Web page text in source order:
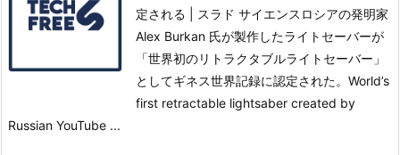
定される | スラド サイエンスロシアの発明家
Alex Burkan 氏が製作したライトセーバーが
「世界初のリトラクタブルライトセーバー」
としてギネス世界記録に認定された。 World’s
first retractable lightsaber created by
Russian YouTube ...